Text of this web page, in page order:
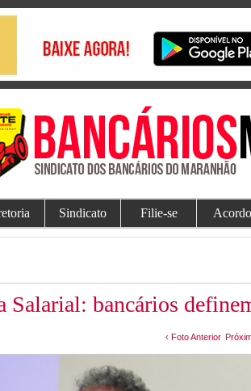
Sindicato Filie-se
Salarial: bancários
‹ Foto Anterior